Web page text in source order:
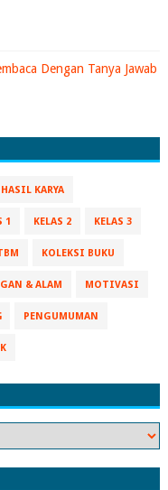
Dengan Tanya Jawab
HASIL KARYA
1 KELAS 2 KELAS 3
KOLEKSI BUKU
& ALAM MOTIVASI
PENGUMUMAN